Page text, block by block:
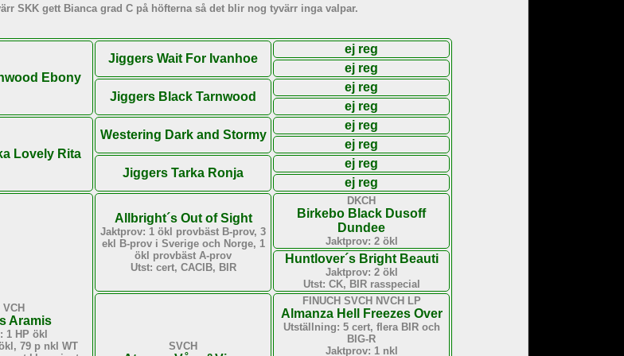
SKK gett Bianca grad C på höfterna så det blir nog tyvärr inga valpar.
Ebony
Jiggers Wait For Ivanhoe
ej reg
ej reg
Jiggers Black Tarnwood
ej reg
ej reg
Lovely Rita
Westering Dark and Stormy
ej reg
ej reg
Jiggers Tarka Ronja
ej reg
ej reg
Aramis
1 HP ökl
79 p nkl WT
Allbright´s Out of Sight
Jaktprov: 1 ökl provbäst B-prov, 3
ekl B-prov i Sverige och Norge, 1
ökl provbäst A-prov
Utst: cert, CACIB, BIR
DKCH
Birkebo Black Dusoff
Dundee
Jaktprov: 2 ökl
Huntlover´s Bright Beauti
Jaktprov: 2 ökl
Utst: CK, BIR rasspecial
SVCH
FINUCH SVCH NVCH LP
Almanza Hell Freezes Over
Utställning: 5 cert, flera BIR och
BIG-R
Jaktprov: 1 nkl